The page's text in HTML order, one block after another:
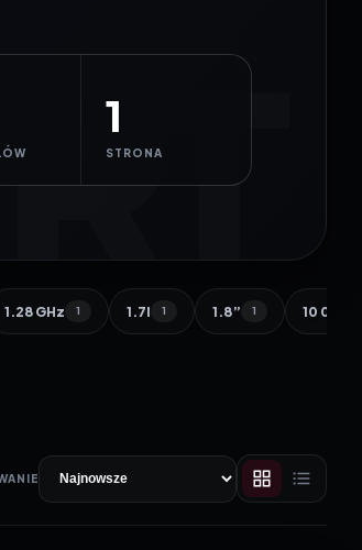
1
STRONA
1.28 GHz 1 1.7l 1 1.8” 1 10 000